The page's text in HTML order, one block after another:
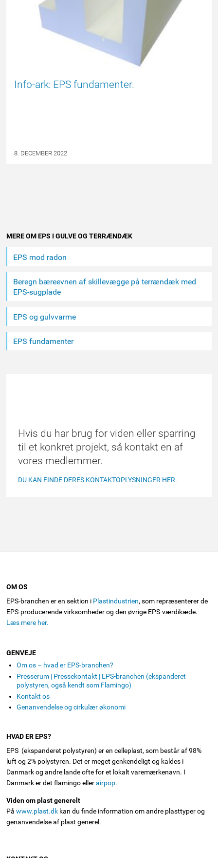
Info-ark: EPS fundamenter.
8. DECEMBER 2022
Andet
indhold
MERE OM EPS I GULVE OG TERRÆNDÆK
EPS mod radon
Beregn bæreevnen af skillevægge på terrændæk med
EPS-sugplade
EPS og gulvvarme
EPS fundamenter
Hvis du har brug for viden eller sparring
til et konkret projekt, så kontakt en af
vores medlemmer.
DU KAN FINDE DERES KONTAKTOPLYSNINGER HER.
OM OS
EPS-branchen er en sektion i Plastindustrien, som repræsenterer de
EPS-producerende virksomheder og den øvrige EPS-værdikæde.
Læs mere her.
GENVEJE
Om os – hvad er EPS-branchen?
Presserum | Pressekontakt | EPS-branchen (ekspanderet
polystyren, også kendt som Flamingo)
Kontakt os
Genanvendelse og cirkulær økonomi
HVAD ER EPS?
EPS (ekspanderet polystyren) er en celleplast, som består af 98%
luft og 2% polystyren. Det er meget genkendeligt og kaldes i
Danmark og andre lande ofte for et lokalt varemærkenavn. I
Danmark er det flamingo ellerairpop.
Viden om plast generelt
Påwww.plast.dk kan du finde information om andre plasttyper og
genanvendelse af plast generel.